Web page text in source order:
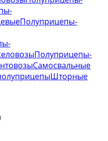
Полуприцепы-
Полуприцепы-
Самосвальные
Шторные